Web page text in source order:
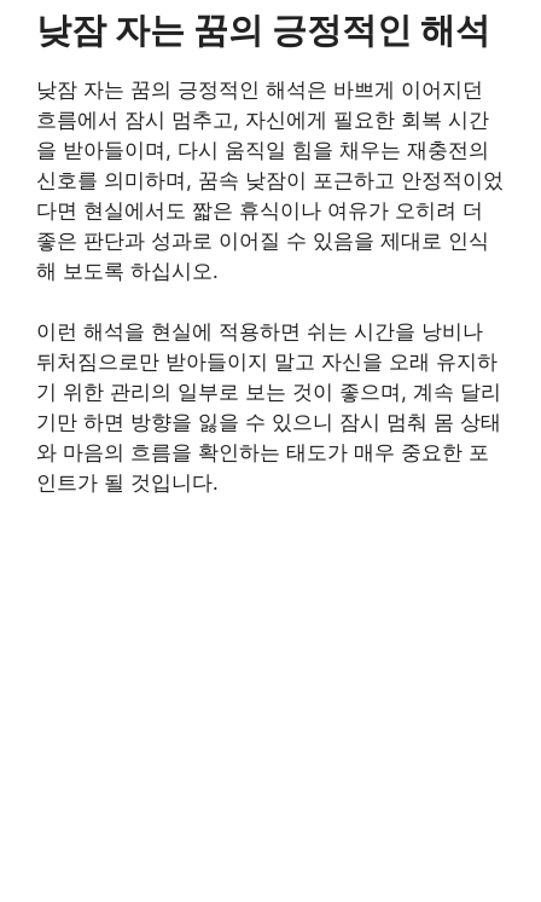
낮잠 자는 꿈의 긍정적인 해석
낮잠 자는 꿈의 긍정적인 해석은 바쁘게 이어지던
흐름에서 잠시 멈추고, 자신에게 필요한 회복 시간
을 받아들이며, 다시 움직일 힘을 채우는 재충전의
신호를 의미하며, 꿈속 낮잠이 포근하고 안정적이었
다면 현실에서도 짧은 휴식이나 여유가 오히려 더
좋은 판단과 성과로 이어질 수 있음을 제대로 인식
해 보도록 하십시오.
이런 해석을 현실에 적용하면 쉬는 시간을 낭비나
뒤처짐으로만 받아들이지 말고 자신을 오래 유지하
기 위한 관리의 일부로 보는 것이 좋으며, 계속 달리
기만 하면 방향을 잃을 수 있으니 잠시 멈춰 몸 상태
와 마음의 흐름을 확인하는 태도가 매우 중요한 포
인트가 될 것입니다.